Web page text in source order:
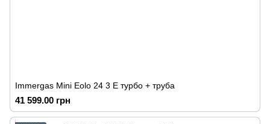
Immergas Mini Eolo 24 3 E турбо + труба
41 599.00 грн